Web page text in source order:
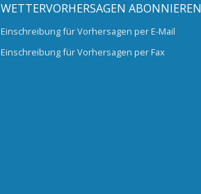
WETTERVORHERSAGEN ABONNIEREN
Einschreibung für Vorhersagen per E-Mail
Einschreibung für Vorhersagen per Fax